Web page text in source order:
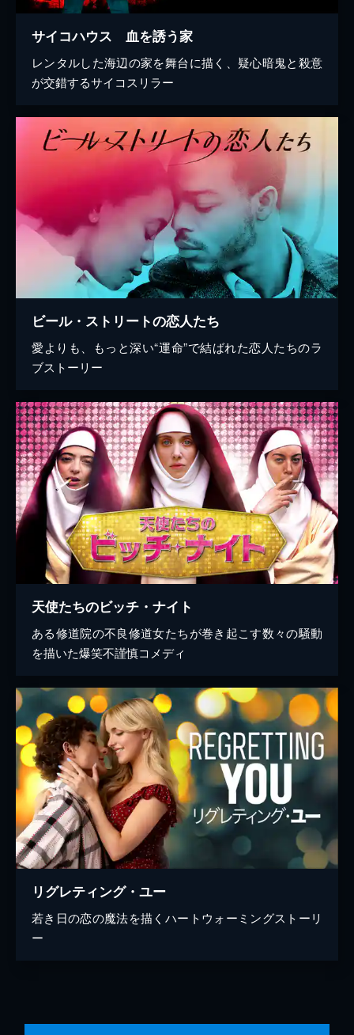
サイコハウス 血を誘う家
レンタルした海辺の家を舞台に描く、疑心暗鬼と殺意
が交錯するサイコスリラー
ビール・ストリートの恋人たち
愛よりも、もっと深い“運命”で結ばれた恋人たちのラ
ブストーリー
天使たちのビッチ・ナイト
ある修道院の不良修道女たちが巻き起こす数々の騒動
を描いた爆笑不謹慎コメディ
リグレティング・ユー
若き日の恋の魔法を描くハートウォーミングストーリ
ー